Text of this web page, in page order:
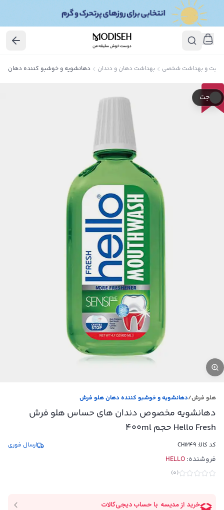
و بهداشت شخصی بهداشت دهان و دندان دهانشویه و خوشبو کننده دهان
25٪ جت
هلو فرش/دهانشویه و خوشبو کننده دهان هلو فرش
دهانشویه مخصوص دندان های حساس هلو فرش
Hello Fresh حجم 400ml
کد کالا: CH1249 ارسال فوری
فروشنده:HELLO
(
0
)